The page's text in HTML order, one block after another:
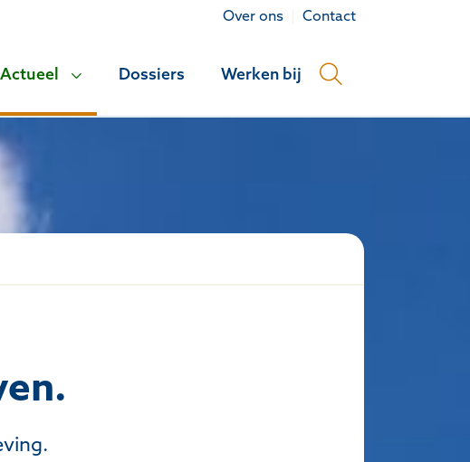
Over ons Contact
Actueel Dossiers Werken bij